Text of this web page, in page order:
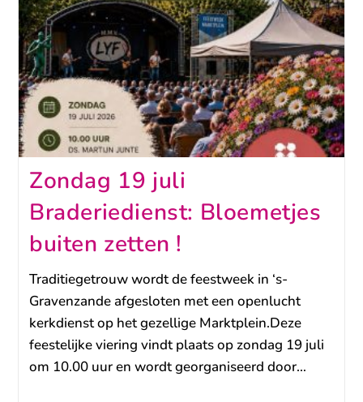
Zondag 19 juli
Braderiedienst: Bloemetjes
buiten zetten !
Traditiegetrouw wordt de feestweek in ‘s-
Gravenzande afgesloten met een openlucht
kerkdienst op het gezellige Marktplein.Deze
feestelijke viering vindt plaats op zondag 19 juli
om 10.00 uur en wordt georganiseerd door…